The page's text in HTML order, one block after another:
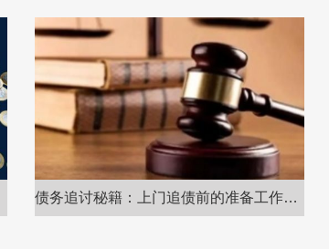
资深催收专家揭秘：上门催收艺术与策略